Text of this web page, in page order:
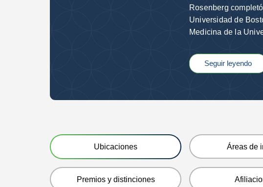
Rosenberg
Universidad de
Medicina de la
Seguir leyendo
Ubicaciones Áreas de
Premios y distinciones